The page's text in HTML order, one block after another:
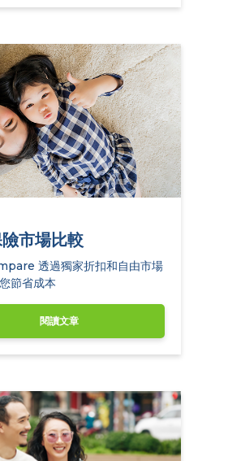
市場比較
透過獨家折扣和自由市場
節省成本
閱讀文章